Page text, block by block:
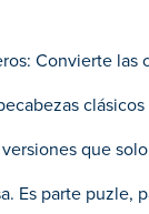
Convierte las
que
Es parte puzle,